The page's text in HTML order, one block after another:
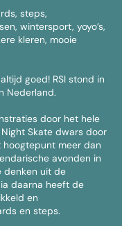
steps,
wintersport, yoyo’s,
kleren, mooie
goed! RSI stond in
Nederland.
door het hele
Skate dwars door
meer dan
avonden in
denken uit de
daarna heeft de
en
en steps.